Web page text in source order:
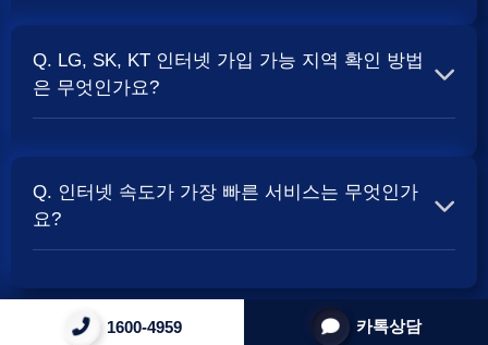
서 일정 금액이 할인됩니다. 할인 금액과 조건은 카드사 및
통신사 정책에 따라 다릅니다. 합리적인
Q. LG, SK, KT 인터넷 가입 가능 지역 확인 방법
은 무엇인가요?
스에서 주소를 입력하시면 가입 가능한 상품 및 속도를 확
인하실 수 있습니다. 설치 가능한 회선 종류(광랜, FTTH 등)
Q. 인터넷 속도가 가장 빠른 서비스는 무엇인가
요?
다. 주로 100Mbps, 500Mbps, 그리고 1Gbps (1,000Mbps)
상품이 많이 사용됩니다. 지역망 상태에 따라 최대 지원 속
0
1600-4959 카톡상담